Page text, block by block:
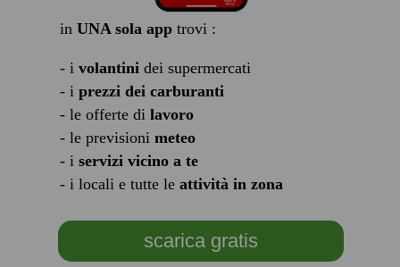
in UNA sola apptrovi :
- i volantinidei supermercati
- i prezzi dei carburanti
- le offerte di lavoro
- le previsioni meteo
- i servizi vicino a te
- i locali e tutte le attività in zona
scarica gratis